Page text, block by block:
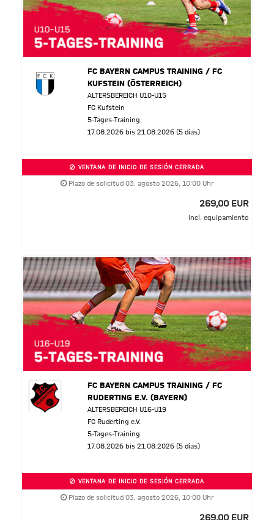
FC BAYERN CAMPUS TRAINING / FC
KUFSTEIN (ÖSTERREICH)
ALTERSBEREICH U10-U15
FC Kufstein
5-Tages-Training
17.08.2026 bis 21.08.2026 (5 días)
VENTANA DE INICIO DE SESIÓN CERRADA
Plazo de solicitud 03. agosto 2026, 10:00 Uhr
269,00 EUR
incl. equipamiento
FC BAYERN CAMPUS TRAINING / FC
RUDERTING E.V. (BAYERN)
ALTERSBEREICH U16-U19
FC Ruderting e.V.
5-Tages-Training
17.08.2026 bis 21.08.2026 (5 días)
VENTANA DE INICIO DE SESIÓN CERRADA
Plazo de solicitud 03. agosto 2026, 10:00 Uhr